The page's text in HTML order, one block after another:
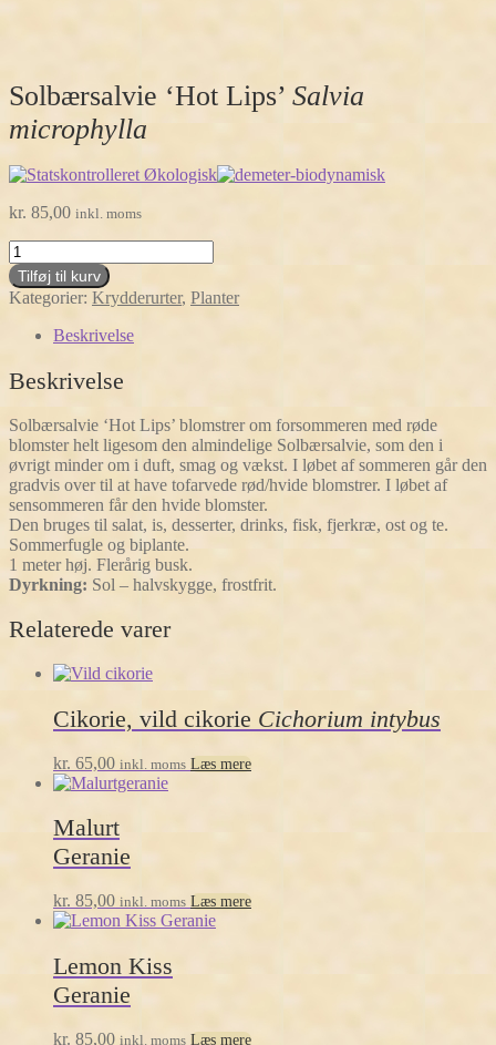
Solbærsalvie ‘Hot Lips’ Salvia
microphylla
kr. 85,00 inkl. moms
Solbærsalvie
'Hot
Lips'
Salvia
microphylla
Tilføj til kurv
Kategorier: Krydderurter, Planter
Beskrivelse
Beskrivelse
Solbærsalvie ‘Hot Lips’ blomstrer om forsommeren med røde
blomster helt ligesom den almindelige Solbærsalvie, som den i
øvrigt minder om i duft, smag og vækst. I løbet af sommeren går den
gradvis over til at have tofarvede rød/hvide blomstrer. I løbet af
sensommeren får den hvide blomster.
Den bruges til salat, is, desserter, drinks, fisk, fjerkræ, ost og te.
Sommerfugle og biplante.
1 meter høj. Flerårig busk.
Dyrkning: Sol – halvskygge, frostfrit.
Relaterede varer
Cikorie, vild cikorie Cichorium intybus
kr. 65,00 inkl. moms Læs mere
Malurt
Geranie
kr. 85,00 inkl. moms Læs mere
Lemon Kiss
Geranie
kr. 85,00 inkl. moms Læs mere